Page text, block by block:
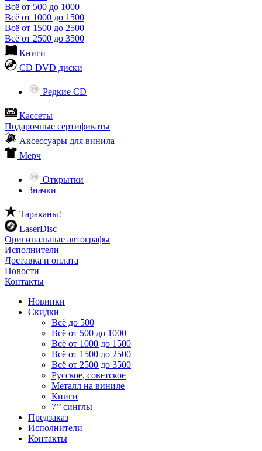
Всё от 500 до 1000
Всё от 1000 до 1500
Всё от 1500 до 2500
Всё от 2500 до 3500
Книги
CD DVD диски
Редкие CD
Кассеты
Подарочные сертификаты
Аксессуары для винила
Мерч
Открытки
Значки
Тараканы!
LaserDisc
Оригинальные автографы
Исполнители
Доставка и оплата
Новости
Контакты
Новинки
Скидки
Всё до 500
Всё от 500 до 1000
Всё от 1000 до 1500
Всё от 1500 до 2500
Всё от 2500 до 3500
Русское, советское
Металл на виниле
Книги
7’’ синглы
Предзаказ
Исполнители
Контакты